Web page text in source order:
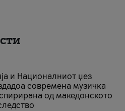
и Националниот џез
современа музичка
од македонското